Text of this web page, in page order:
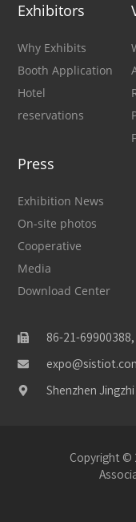
Exhibitors
Why Exhibits
Booth Application
Hotel
reservations
Press
Exhibition News
On-site photos
Cooperative
Media
Download Center
86-21-
Shenzhen
Copyright ©